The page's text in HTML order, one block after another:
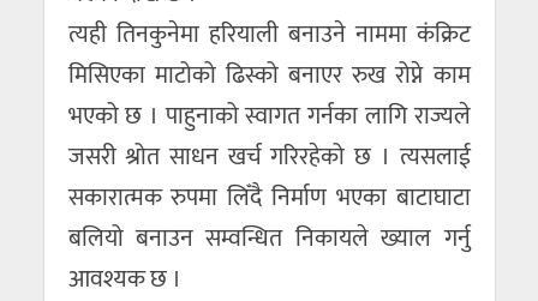
त्यही तिनकुनेमा हरियाली बनाउने नाममा कंक्रिट
मिसिएका माटोको ढिस्को बनाएर रुख रोप्ने काम
भएको छ । पाहुनाको स्वागत गर्नका लागि राज्यले
जसरी श्रोत साधन खर्च गरिरहेको छ । त्यसलाई
सकारात्मक रुपमा लिँदै निर्माण भएका बाटाघाटा
बलियो बनाउन सम्वन्धित निकायले ख्याल गर्नु
आवश्यक छ ।